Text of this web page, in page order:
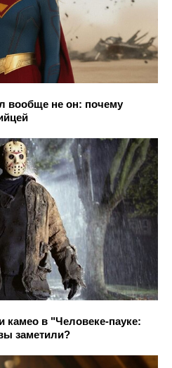
вообще не он: почему
камео в "Человеке-пауке:
заметили?